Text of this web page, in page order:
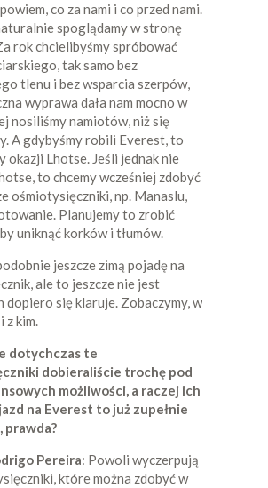
co za nami i co przed nami.
spoglądamy w stronę
rok chcielibyśmy spróbować
tak samo bez
tlenu i bez wsparcia szerpów,
wyprawa dała nam mocno w
nosiliśmy namiotów, niż się
A gdybyśmy robili Everest, to
okazji Lhotse. Jeśli jednak nie
to chcemy wcześniej zdobyć
ośmiotysięczniki, np. Manaslu,
Planujemy to zrobić
uniknąć korków i tłumów.
jeszcze zimą pojadę na
ale to jeszcze nie jest
dopiero się klaruje. Zobaczymy, w
z kim.
dotychczas te
dobieraliście trochę pod
możliwości, a raczej ich
na Everest to już zupełnie
prawda?
Pereira: Powoli wyczerpują
które można zdobyć w